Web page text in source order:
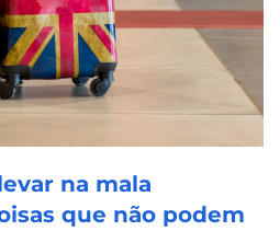
na mala
que não podem